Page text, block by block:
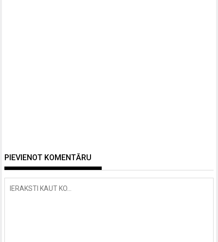
PIEVIENOT KOMENTĀRU